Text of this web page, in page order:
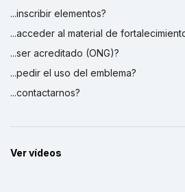
...inscribir elementos?
...acceder al material de
...ser acreditado (ONG)?
...pedir el uso del emblema?
...contactarnos?
Ver vídeos